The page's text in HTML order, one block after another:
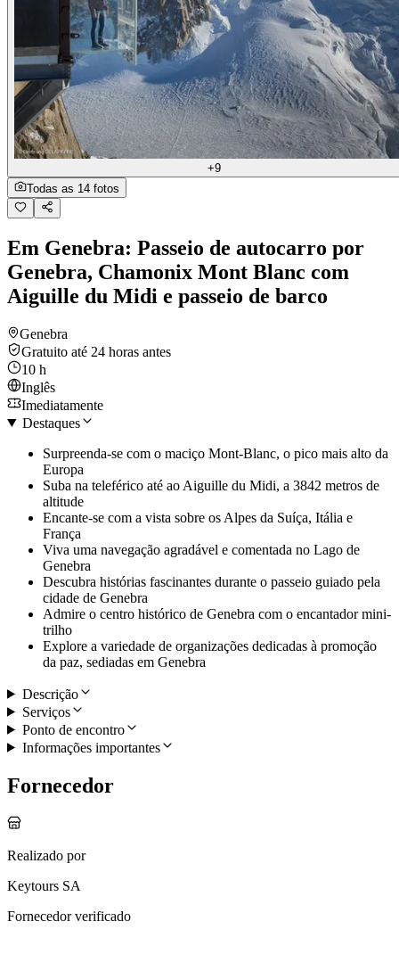
+9
Todas as 14 fotos
Em Genebra: Passeio de autocarro por
Genebra, Chamonix Mont Blanc com
Aiguille du Midi e passeio de barco
Genebra
Gratuito até 24 horas antes
10 h
Inglês
Imediatamente
Destaques
Surpreenda-se com o maciço Mont-Blanc, o pico mais alto da
Europa
Suba na teleférico até ao Aiguille du Midi, a 3842 metros de
altitude
Encante-se com a vista sobre os Alpes da Suíça, Itália e
França
Viva uma navegação agradável e comentada no Lago de
Genebra
Descubra histórias fascinantes durante o passeio guiado pela
cidade de Genebra
Admire o centro histórico de Genebra com o encantador mini-
trilho
Explore a variedade de organizações dedicadas à promoção
da paz, sediadas em Genebra
Descrição
Serviços
Ponto de encontro
Informações importantes
Fornecedor
Realizado por
Keytours SA
Fornecedor verificado